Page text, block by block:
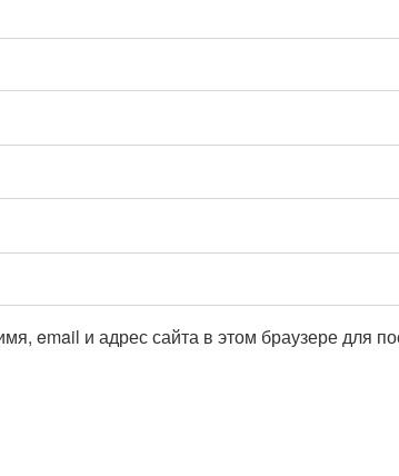
email и адрес сайта в этом браузере для